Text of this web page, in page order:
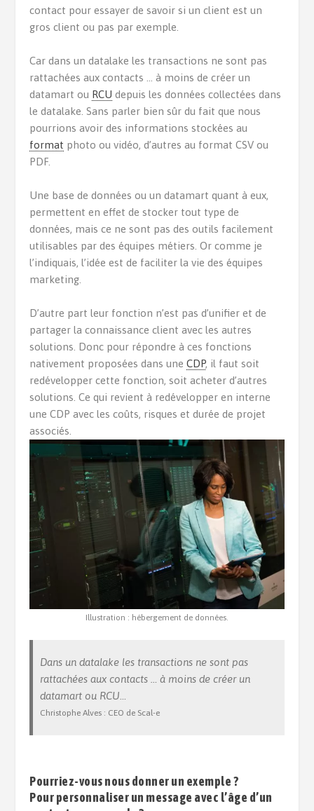
contact pour essayer de savoir si un client est un
gros client ou pas par exemple.
Car dans un datalake les transactions ne sont pas
rattachées aux contacts … à moins de créer un
datamart ou RCU depuis les données collectées dans
le datalake. Sans parler bien sûr du fait que nous
pourrions avoir des informations stockées au
format photo ou vidéo, d’autres au format CSV ou
PDF.
Une base de données ou un datamart quant à eux,
permettent en effet de stocker tout type de
données, mais ce ne sont pas des outils facilement
utilisables par des équipes métiers. Or comme je
l’indiquais, l’idée est de faciliter la vie des équipes
marketing.
D’autre part leur fonction n’est pas d’unifier et de
partager la connaissance client avec les autres
solutions. Donc pour répondre à ces fonctions
nativement proposées dans uneCDP, il faut soit
redévelopper cette fonction, soit acheter d’autres
solutions. Ce qui revient à redévelopper en interne
une CDP avec les coûts, risques et durée de projet
associés.
Illustration : hébergement de données.
Dans un datalake les transactions ne sont pas
rattachées aux contacts … à moins de créer un
datamart ou RCU
Christophe Alves : CEO de Scal-e
Pourriez-vous nous donner un exemple ?
Pour personnaliser un message avec l’âge d’un